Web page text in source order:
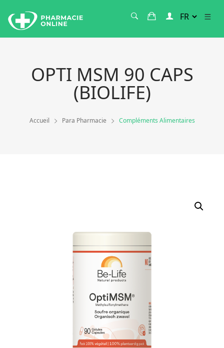
OPTI MSM 90 CAPS
(BIOLIFE)
Accueil Para Pharmacie Compléments Alimentaires